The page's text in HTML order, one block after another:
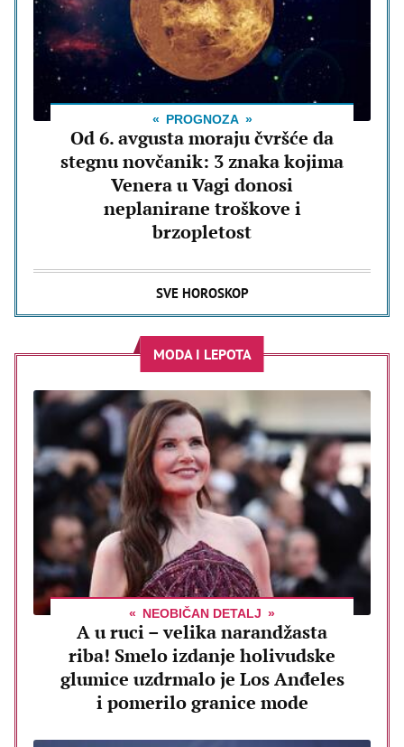
PROGNOZA
Od 6. avgusta moraju čvršće da
stegnu novčanik: 3 znaka kojima
Venera u Vagi donosi
neplanirane troškove i
brzopletost
SVE HOROSKOP
MODA I LEPOTA
NEOBIČAN DETALJ
A u ruci – velika narandžasta
riba! Smelo izdanje holivudske
glumice uzdrmalo je Los Anđeles
i pomerilo granice mode